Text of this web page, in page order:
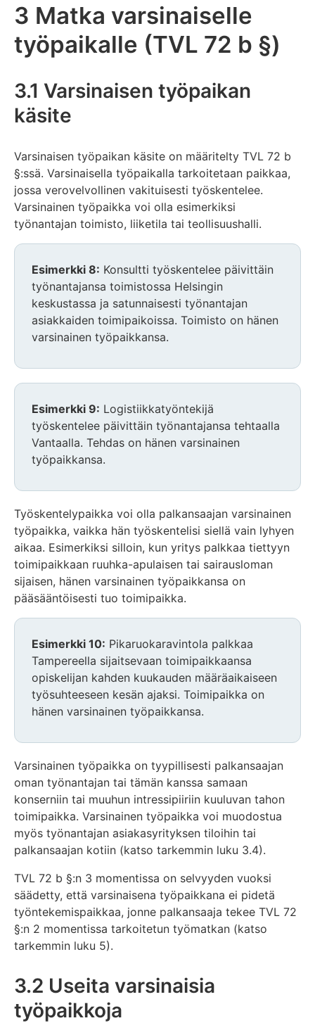
3 Matka varsinaiselle
työpaikalle (TVL 72 b §)
3.1 Varsinaisen työpaikan
käsite
Varsinaisen työpaikan käsite on määritelty TVL 72 b
§:ssä. Varsinaisella työpaikalla tarkoitetaan paikkaa,
jossa verovelvollinen vakituisesti työskentelee.
Varsinainen työpaikka voi olla esimerkiksi
työnantajan toimisto, liiketila tai teollisuushalli.
Esimerkki 8: Konsultti työskentelee päivittäin
työnantajansa toimistossa Helsingin
keskustassa ja satunnaisesti työnantajan
asiakkaiden toimipaikoissa. Toimisto on hänen
varsinainen työpaikkansa.
Esimerkki 9: Logistiikkatyöntekijä
työskentelee päivittäin työnantajansa tehtaalla
Vantaalla. Tehdas on hänen varsinainen
työpaikkansa.
Työskentelypaikka voi olla palkansaajan varsinainen
työpaikka, vaikka hän työskentelisi siellä vain lyhyen
aikaa. Esimerkiksi silloin, kun yritys palkkaa tiettyyn
toimipaikkaan ruuhka-apulaisen tai sairausloman
sijaisen, hänen varsinainen työpaikkansa on
pääsääntöisesti tuo toimipaikka.
Esimerkki 10: Pikaruokaravintola palkkaa
Tampereella sijaitsevaan toimipaikkaansa
opiskelijan kahden kuukauden määräaikaiseen
työsuhteeseen kesän ajaksi. Toimipaikka on
hänen varsinainen työpaikkansa.
Varsinainen työpaikka on tyypillisesti palkansaajan
oman työnantajan tai tämän kanssa samaan
konserniin tai muuhun intressipiiriin kuuluvan tahon
toimipaikka. Varsinainen työpaikka voi muodostua
myös työnantajan asiakasyrityksen tiloihin tai
palkansaajan kotiin (katso tarkemmin luku 3.4).
TVL 72 b §:n 3 momentissa on selvyyden vuoksi
säädetty, että varsinaisena työpaikkana ei pidetä
työntekemispaikkaa, jonne palkansaaja tekee TVL 72
§:n 2 momentissa tarkoitetun työmatkan (katso
tarkemmin luku 5).
3.2 Useita varsinaisia
työpaikkoja